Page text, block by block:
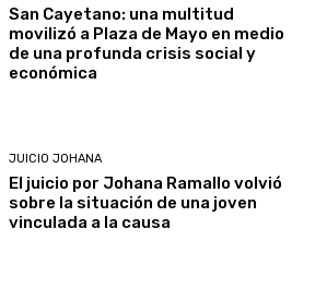
San Cayetano: una multitud
movilizó a Plaza de Mayo en medio
de una profunda crisis social y
económica
JUICIO JOHANA
El juicio por Johana Ramallo volvió
sobre la situación de una joven
vinculada a la causa